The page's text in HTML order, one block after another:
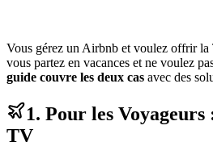
Vous gérez un Airbnb et voulez offrir la
vous partez en vacances et ne voulez
guide couvre les deux cas avec des
1. Pour les
TV